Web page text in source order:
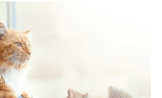
le confinement avec son chat